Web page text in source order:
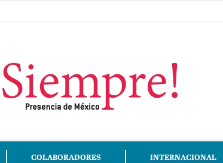
COLABORADORES INTERNACIONAL